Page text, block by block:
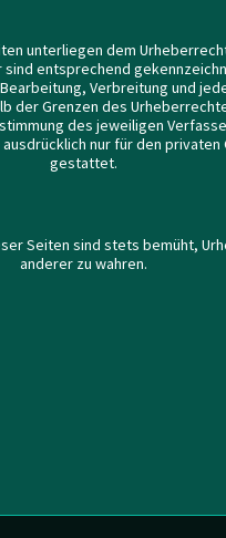
unterliegen dem
entsprechend
Verbreitung und
der Grenzen des
des jeweiligen
nur für den privaten
gestattet.
Seiten sind stets bemüht,
anderer zu wahren.